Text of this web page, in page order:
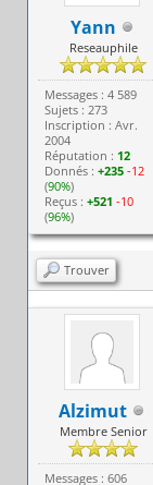
Yann
Reseauphile
Messages : 4 589
Sujets : 273
Inscription : Avr.
2004
Réputation : 12
Donnés :+235 -12
(90%)
Reçus :+521 -10
(96%)
Trouver
Alzimut
Membre Senior
Messages : 606